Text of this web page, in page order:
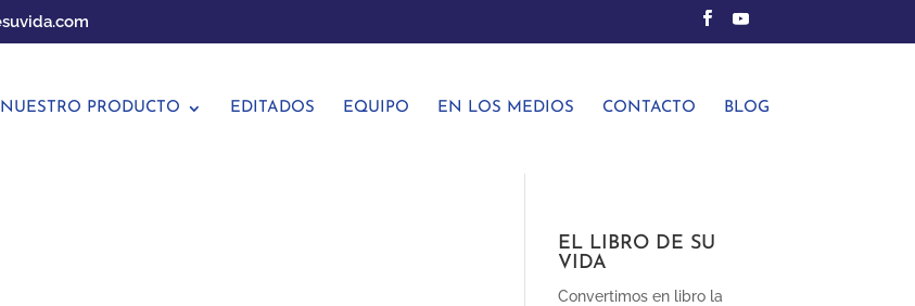
NUESTRO PRODUCTO EDITADOS EQUIPO EN LOS MEDIOS CONTACTO BLOG
EL LIBRO DE SU
VIDA
Convertimos en libro la